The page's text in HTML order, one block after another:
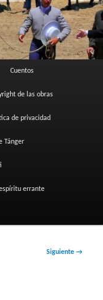
Cuentos
de las obras
de privacidad
Tánger
errante
Siguiente →